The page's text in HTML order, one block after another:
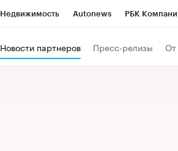
Недвижимость Autonews РБК
Новости партнеров Пресс-релизы От